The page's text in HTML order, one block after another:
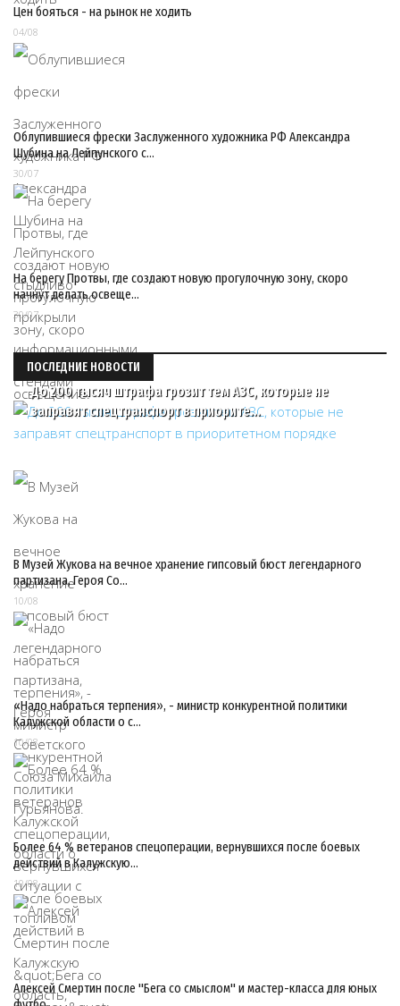
Цен бояться - на рынок не ходить
04/08
Облупившиеся фрески Заслуженного художника РФ Александра
Шубина на Лейпунского с…
30/07
На берегу Протвы, где создают новую прогулочную зону, скоро
начнут делать освеще…
30/07
ПОСЛЕДНИЕ НОВОСТИ
До 200 тысяч штрафа грозит тем АЗС, которые не
заправят спецтранспорт в приорите…
В Музей Жукова на вечное хранение гипсовый бюст легендарного
партизана, Героя Со…
10/08
«Надо набраться терпения», - министр конкурентной политики
Калужской области о с…
10/08
Более 64 % ветеранов спецоперации, вернувшихся после боевых
действий в Калужскую…
10/08
Алексей Смертин после "Бега со смыслом" и мастер-класса для юных